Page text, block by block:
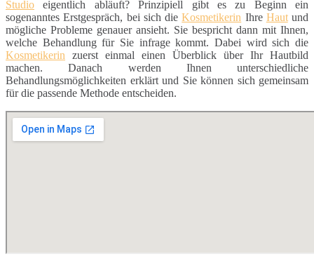
Studio eigentlich abläuft? Prinzipiell gibt es zu Beginn ein
sogenanntes Erstgespräch, bei sich dieKosmetikerin Ihre Hautund
mögliche Probleme genauer ansieht. Sie bespricht dann mit Ihnen,
welche Behandlung für Sie infrage kommt. Dabei wird sich die
Kosmetikerin zuerst einmal einen Überblick über Ihr Hautbild
machen. Danach werden Ihnen unterschiedliche
Behandlungsmöglichkeiten erklärt und Sie können sich gemeinsam
für die passende Methode entscheiden.